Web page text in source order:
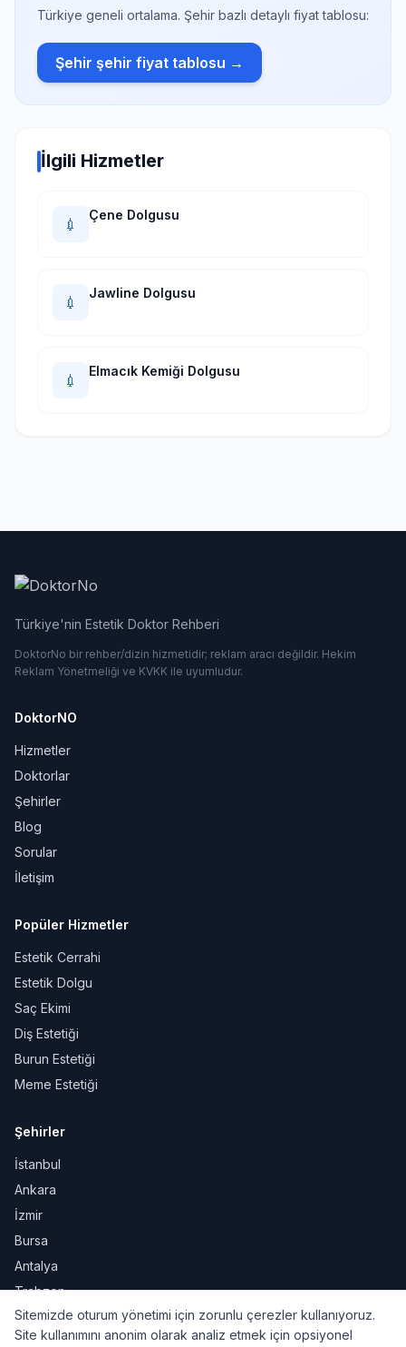
Türkiye geneli ortalama. Şehir bazlı detaylı fiyat tablosu:
Şehir şehir fiyat tablosu →
İlgili Hizmetler
💉
Çene Dolgusu
💉
Jawline Dolgusu
💉
Elmacık Kemiği Dolgusu
Türkiye'nin Estetik Doktor Rehberi
DoktorNo bir rehber/dizin hizmetidir; reklam aracı değildir. Hekim
Reklam Yönetmeliği ve KVKK ile uyumludur.
DoktorNO
Hizmetler
Doktorlar
Şehirler
Blog
Sorular
İletişim
Popüler Hizmetler
Estetik Cerrahi
Estetik Dolgu
Saç Ekimi
Diş Estetiği
Burun Estetiği
Meme Estetiği
Şehirler
İstanbul
Ankara
İzmir
Bursa
Antalya
Trabzon
Sitemizde oturum yönetimi için zorunlu çerezler kullanıyoruz.
Site kullanımını anonim olarak analiz etmek için opsiyonel